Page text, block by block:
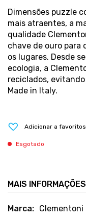
Dimensões puzzle
mais atraentes, a
qualidade
chave de ouro para
os lugares. Desde
ecologia, a
reciclados,
Made in Italy.
Adicionar a favoritos
Esgotado
MAIS INFORMAÇÕES
Mais
Clementoni